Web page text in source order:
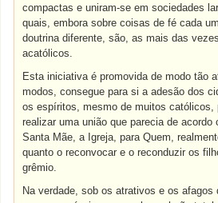
compactas e uniram-se em sociedades
quais, embora sobre coisas de fé cada
doutrina diferente, são, as mais das
acatólicos.
Esta iniciativa é promovida de modo tão
modos, consegue para si a adesão dos
os espíritos, mesmo de muitos católicos,
realizar uma união que parecia de acordo
Santa Mãe, a Igreja, para Quem,
quanto o reconvocar e o reconduzir os
grêmio.
Na verdade, sob os atrativos e os afagos